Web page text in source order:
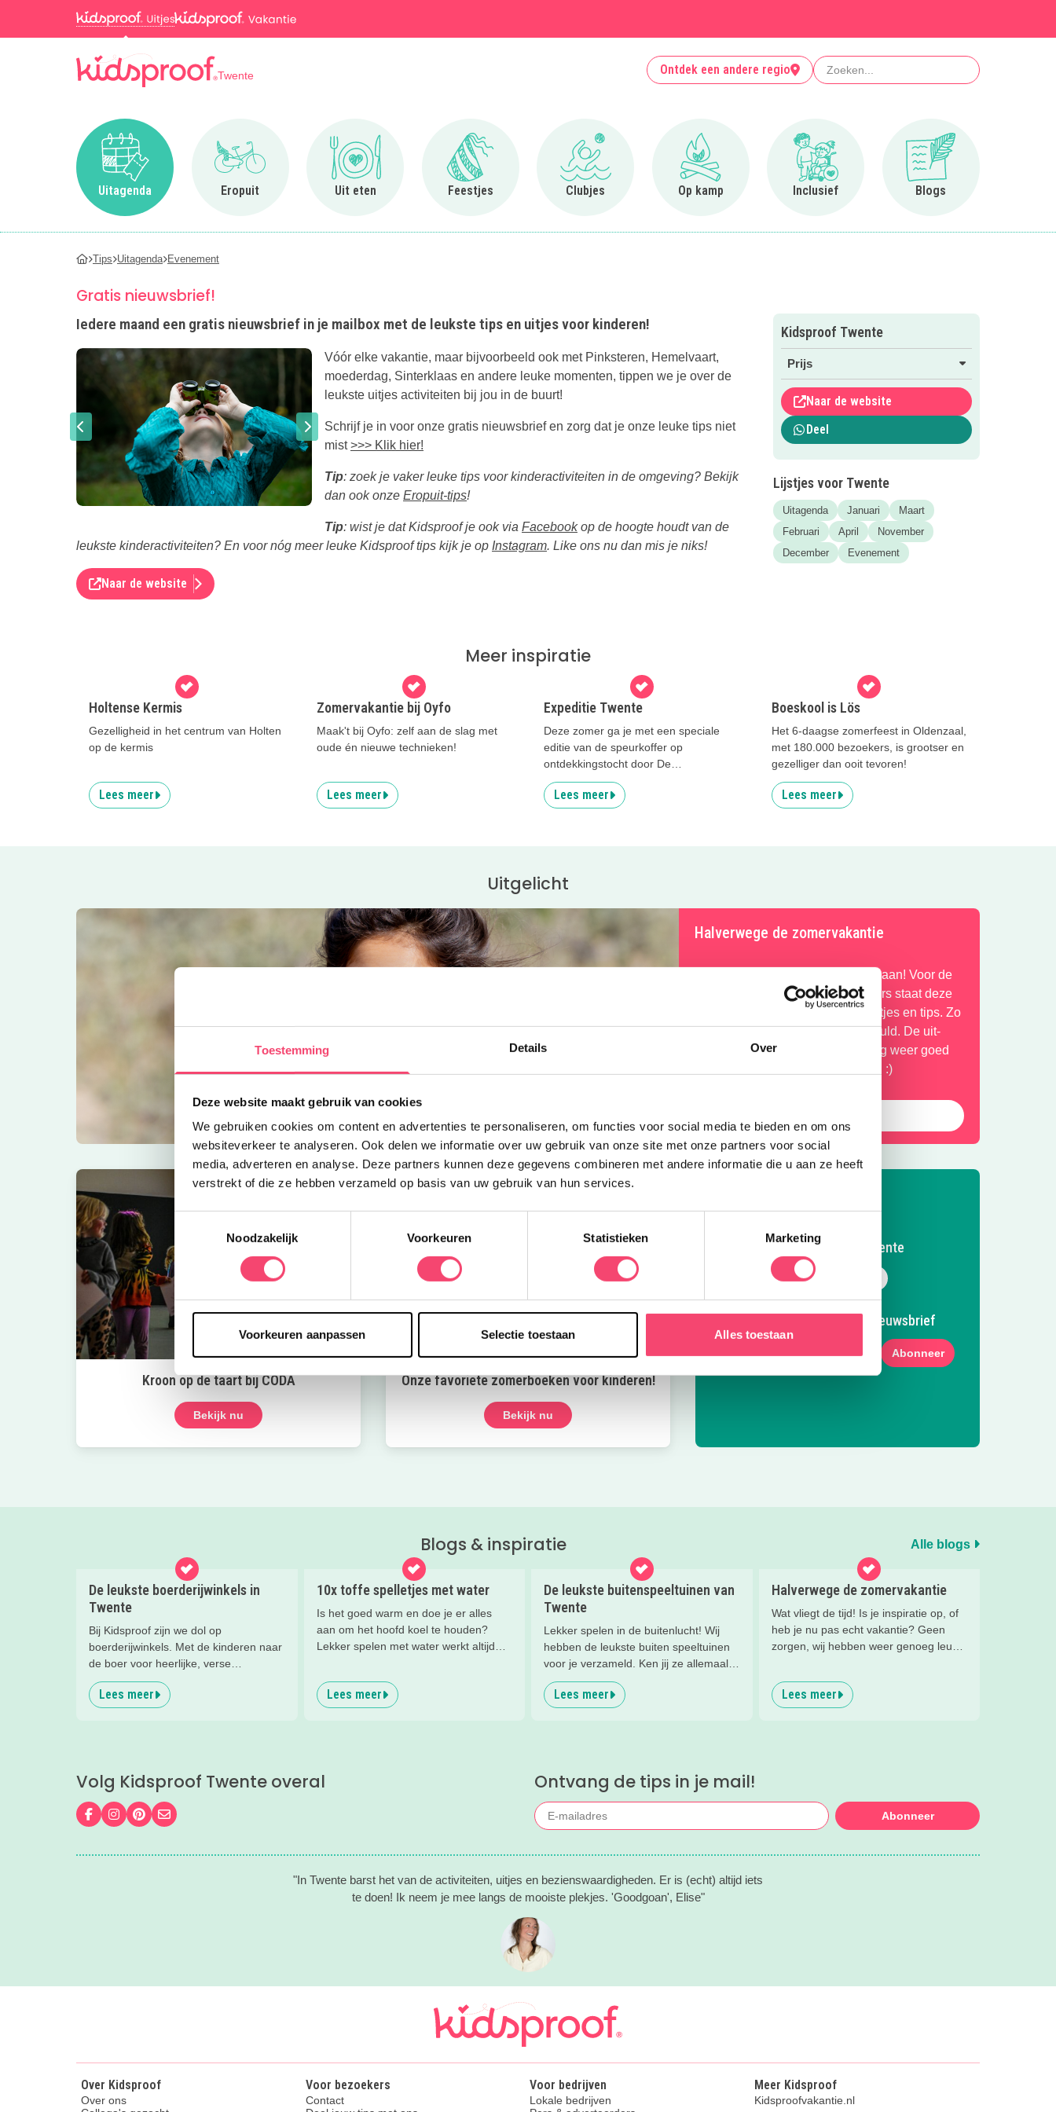
Toestemming Details Over
Deze website maakt gebruik van cookies
We gebruiken cookies om content en advertenties te personaliseren, om functies voor social media te bieden en om ons
websiteverkeer te analyseren. Ook delen we informatie over uw gebruik van onze site met onze partners voor social
media, adverteren en analyse. Deze partners kunnen deze gegevens combineren met andere informatie die u aan ze heeft
verstrekt of die ze hebben verzameld op basis van uw gebruik van hun services.
Noodzakelijk
Voorkeuren Statistieken Marketing
Voorkeuren aanpassen Selectie toestaan Alles toestaan
Twente Ontdek een andere regio Zoeken
Uitagenda
Ga naar Uitagenda
Eropuit
Ga naar Eropuit
Uit eten
Ga naar Uit eten
Feestjes
Ga naar Feestjes
Clubjes
Ga naar Clubjes
Op kamp
Ga naar Op kamp
Inclusief
Ga naar Inclusief
Blogs
Ga naar Blogs
Tips Uitagenda Evenement
Gratis nieuwsbrief!
Iedere maand een gratis nieuwsbrief in je mailbox met de leukste tips en uitjes voor kinderen!
Vóór elke vakantie, maar bijvoorbeeld ook met Pinksteren, Hemelvaart,
moederdag, Sinterklaas en andere leuke momenten, tippen we je over de
leukste uitjes activiteiten bij jou in de buurt!
Schrijf je in voor onze gratis nieuwsbrief en zorg dat je onze leuke tips niet
mist>>> Klik hier!
Tip: zoek je vaker leuke tips voor kinderactiviteiten in de omgeving? Bekijk
dan ook onze Eropuit-tips!
Tip: wist je dat Kidsproof je ook via Facebookop de hoogte houdt van de
leukste kinderactiviteiten? En voor nóg meer leuke Kidsproof tips kijk je op Instagram. Like ons nu dan mis je niks!
Naar de website
Kidsproof Twente
Prijs
Naar de website
Deel
Lijstjes voor Twente
Uitagenda Januari
Maart
Februari
April
November
December
Evenement
Meer inspiratie
Holtense Kermis
Gezelligheid in het centrum van Holten
op de kermis
Lees meer
Zomervakantie bij Oyfo
Maak't bij Oyfo: zelf aan de slag met
oude én nieuwe technieken!
Lees meer
Expeditie Twente
Deze zomer ga je met een speciale
editie van de speurkoffer op
ontdekkingstocht door De
Museumfabriek.
Lees meer
Boeskool is Lös
Het 6-daagse zomerfeest in Oldenzaal,
met 180.000 bezoekers, is grootser en
gezelliger dan ooit tevoren!
Lees meer
Uitgelicht
Halverwege de zomervakantie
3 weken gehad, nog 3 weken te gaan! Voor de
vakantiegangers en de thuisblijvers staat deze
nieuwsbrief weer vol met leuke uitjes en tips. Zo
heb je die laatste 3 weken zo gevuld. De uit-
agenda op de site staat iedere dag weer goed
vol. Goed insmeren, en heanig an :)
Kroon op de taart bij CODA
Bekijk nu
Onze favoriete zomerboeken voor kinderen!
Bekijk nu
Volg Kidsproof Twente
Volg ons op Facebook
Volg ons op Instagram
Volg ons op Pinterest
Mail ons
Meld je aan voor onze nieuwsbrief
Abonneer
Blogs & inspiratie Alle blogs
De leukste boerderijwinkels in
Twente
Bij Kidsproof zijn we dol op
boerderijwinkels. Met de kinderen naar
de boer voor heerlijke, verse
producten. Dat is niet alleen lekker,
maar ook nog eens onwijs leerzaam!
Lees meer
10x toffe spelletjes met water
Is het goed warm en doe je er alles
aan om het hoofd koel te houden?
Lekker spelen met water werkt altijd
mogelijkheden. Wij hebben tien leuke
waterspelletjes voor je op een rijtje
gezet!
Lees meer
De leukste buitenspeeltuinen van
Twente
Lekker spelen in de buitenlucht! Wij
hebben de leukste buiten speeltuinen
voor je verzameld. Ken jij ze allemaal
al?
Lees meer
Halverwege de zomervakantie
Wat vliegt de tijd! Is je inspiratie op, of
heb je nu pas echt vakantie? Geen
zorgen, wij hebben weer genoeg leuke
ideeën voor een dagje weg, of een
middag dicht bij huis. Veel plezier!
Lees meer
Volg Kidsproof Twente overal
Volg ons op Facebook
Volg ons op Instagram
Volg ons op Pinterest
Mail ons
Ontvang de tips in je mail!
Abonneer
"In Twente barst het van de activiteiten, uitjes en bezienswaardigheden. Er is (echt) altijd iets
te doen! Ik neem je mee langs de mooiste plekjes. 'Goodgoan', Elise"
Over Kidsproof
Over ons
Voor bezoekers
Contact
Voor bedrijven
Lokale bedrijven
Meer Kidsproof
Kidsproofvakantie.nl